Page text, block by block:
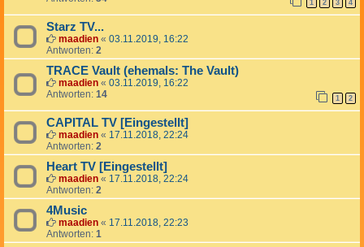
1 2 3 4
Starz TV...
maadien « 03.11.2019, 16:22
Antworten: 2
TRACE Vault (ehemals: The Vault)
maadien « 03.11.2019, 16:22
Antworten: 14 1 2
CAPITAL TV [Eingestellt]
maadien « 17.11.2018, 22:24
Antworten: 2
Heart TV [Eingestellt]
maadien « 17.11.2018, 22:24
Antworten: 2
4Music
maadien « 17.11.2018, 22:23
Antworten: 1